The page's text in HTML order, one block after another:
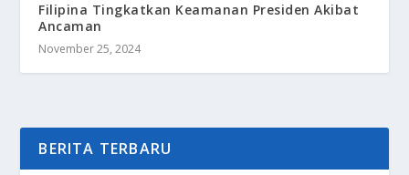
Filipina Tingkatkan Keamanan Presiden Akibat
Ancaman
November 25, 2024
BERITA TERBARU